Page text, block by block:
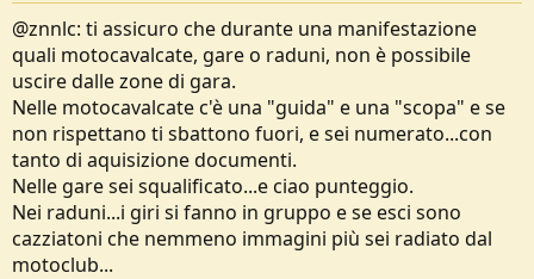
@znnlc: ti assicuro che durante una manifestazione
quali motocavalcate, gare o raduni, non è possibile
uscire dalle zone di gara.
Nelle motocavalcate c'è una "guida" e una "scopa" e se
non rispettano ti sbattono fuori, e sei numerato...con
tanto di aquisizione documenti.
Nelle gare sei squalificato...e ciao punteggio.
Nei raduni...i giri si fanno in gruppo e se esci sono
cazziatoni che nemmeno immagini più sei radiato dal
motoclub...